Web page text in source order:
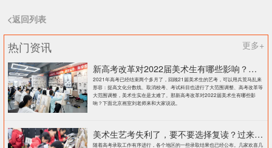
<返回列表
热门资讯
更多+
新高考改革对2022届美术生有哪些影响？北京画室刘老师来和大家说说
2021年高考已经结束两个多月了，回顾21届美术生的艺考，可以用兵荒马乱来
形容：提高文化分数线、取消校考、考试科目也进行了大范围调整、高考改革等
大范围调整，美术生实在是太难了。那新高考改革对2022届美术生有哪些影
响？下面北京画室刘老师来和大家说说。
美术生艺考失利了，要不要选择复读？过来人提出这几点建议
随着高考录取工作有序进行，各个地区的一些录取结果也已经公布。几家欢喜几